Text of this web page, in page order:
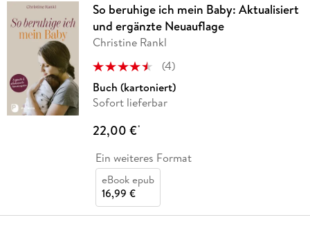
So beruhige ich mein Baby: Aktualisiert
und ergänzte Neuauflage
Christine Rankl
(4)
Buch (kartoniert)
Sofort lieferbar
22,00 €*
Ein weiteres Format
eBook epub
16,99 €